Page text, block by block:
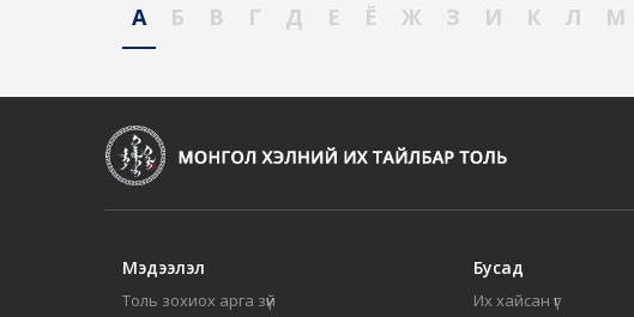
А Б В Г Д Е Ё Ж З И К Л М
Мэдээлэл
Толь зохиох арга зүй
Бусад
Их хайсан үг